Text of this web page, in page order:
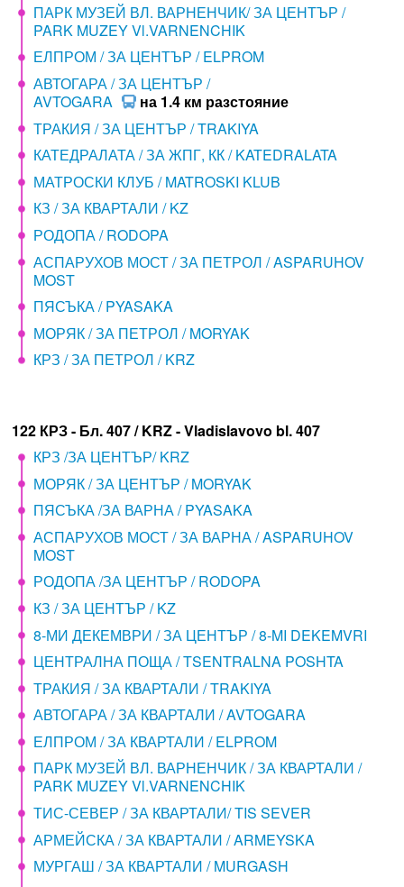
ПАРК МУЗЕЙ ВЛ. ВАРНЕНЧИК/ ЗА ЦЕНТЪР /
PARK MUZEY Vl.VARNENCHIK
ЕЛПРОМ / ЗА ЦЕНТЪР / ELPROM
АВТОГАРА / ЗА ЦЕНТЪР /
AVTOGARA
на 1.4 км разстояние
ТРАКИЯ / ЗА ЦЕНТЪР / TRAKIYA
КАТЕДРАЛАТА / ЗА ЖПГ, КК / KATEDRALATA
МАТРОСКИ КЛУБ / MATROSKI KLUB
КЗ / ЗА КВАРТАЛИ / KZ
РОДОПА / RODOPA
АСПАРУХОВ МОСТ / ЗА ПЕТРОЛ / ASPARUHOV
MOST
ПЯСЪКА / PYASAKA
МОРЯК / ЗА ПЕТРОЛ / MORYAK
КРЗ / ЗА ПЕТРОЛ / KRZ
122 КРЗ - Бл. 407 / KRZ - Vladislavovo bl. 407
КРЗ /ЗА ЦЕНТЪР/ KRZ
МОРЯК / ЗА ЦЕНТЪР / MORYAK
ПЯСЪКА /ЗА ВАРНА / PYASAKA
АСПАРУХОВ МОСТ / ЗА ВАРНА / ASPARUHOV
MOST
РОДОПА /ЗА ЦЕНТЪР / RODOPA
КЗ / ЗА ЦЕНТЪР / KZ
8-МИ ДЕКЕМВРИ / ЗА ЦЕНТЪР / 8-MI DEKEMVRI
ЦЕНТРАЛНА ПОЩА / TSENTRALNA POSHTA
ТРАКИЯ / ЗА КВАРТАЛИ / TRAKIYA
АВТОГАРА / ЗА КВАРТАЛИ / AVTOGARA
ЕЛПРОМ / ЗА КВАРТАЛИ / ELPROM
ПАРК МУЗЕЙ ВЛ. ВАРНЕНЧИК / ЗА КВАРТАЛИ /
PARK MUZEY Vl.VARNENCHIK
ТИС-СЕВЕР / ЗА КВАРТАЛИ/ TIS SEVER
АРМЕЙСКА / ЗА КВАРТАЛИ / ARMEYSKA
МУРГАШ / ЗА КВАРТАЛИ / MURGASH